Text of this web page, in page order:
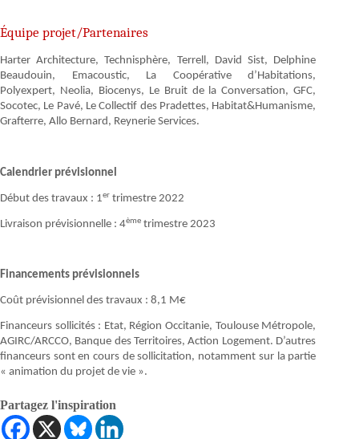
Équipe projet/Partenaires
Harter Architecture, Technisphère, Terrell, David Sist, Delphine
Beaudouin, Emacoustic, La Coopérative d’Habitations,
Polyexpert, Neolia, Biocenys, Le Bruit de la Conversation, GFC,
Socotec, Le Pavé, Le Collectif des Pradettes, Habitat&Humanisme,
Grafterre, Allo Bernard, Reynerie Services.
Calendrier prévisionnel
Début des travaux : 1er trimestre 2022
Livraison prévisionnelle : 4ème trimestre 2023
Financements prévisionnels
Coût prévisionnel des travaux : 8,1 M€
Financeurs sollicités : Etat, Région Occitanie, Toulouse Métropole,
AGIRC/ARCCO, Banque des Territoires, Action Logement. D’autres
financeurs sont en cours de sollicitation, notamment sur la partie
« animation du projet de vie ».
Partagez l'inspiration